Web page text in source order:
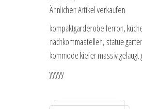
Ähnlichen Artikel verkaufen
kompaktgarderobe ferron,
nachkommastellen, statue
kommode kiefer massiv
yyyyy